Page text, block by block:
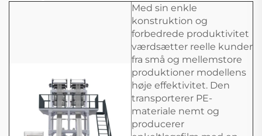
Med sin enkle
konstruktion og
forbedrede produktivitet
værdsætter reelle kunder
fra små og mellemstore
produktioner modellens
høje effektivitet. Den
transporterer PE-
materiale nemt og
producerer